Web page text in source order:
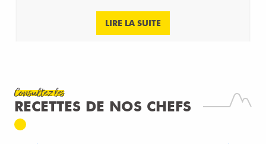
LIRE LA SUITE
Consultez les
RECETTES DE NOS CHEFS
CARPACCIO DE SAINT-JACQUES À LA